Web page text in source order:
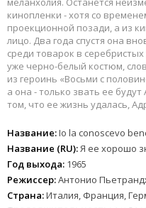
кинопленки - хотя со
проекционной позади, а из
лицо. Два года спустя она
среди товарок в
уже черно-белый костюм,
из героинь «Восьми с
а она - только звать ее
том, что ее жизнь удалась,
Название:Io la conoscevo
Название (RU):Я ее хорошо
Год выхода: 1965
Режиссер:Антонио
Страна:Италия, Франция,